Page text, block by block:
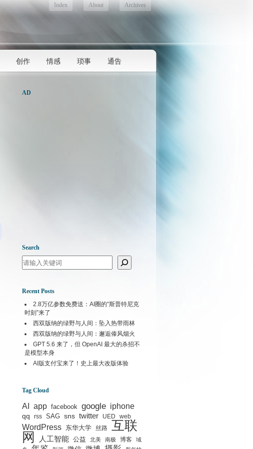
Index About Archives
创作 情感 琐事 通告
AD
Search
Search
Recent Posts
2.8万亿参数免费送：AI圈的“斯普特尼克
时刻”来了
西双版纳的绿野与人间：坠入热带雨林
西双版纳的绿野与人间：邂逅傣风烟火
GPT 5.6 来了，但 OpenAI 最大的杀招不
是模型本身
AI版支付宝来了！史上最大改版体验
Tag Cloud
AI app facebook google iphone
qq rss SAG sns twitter UED web
WordPress 东华大学 丝路 互联
网
人工智能 公益 北美 南极 博客
域